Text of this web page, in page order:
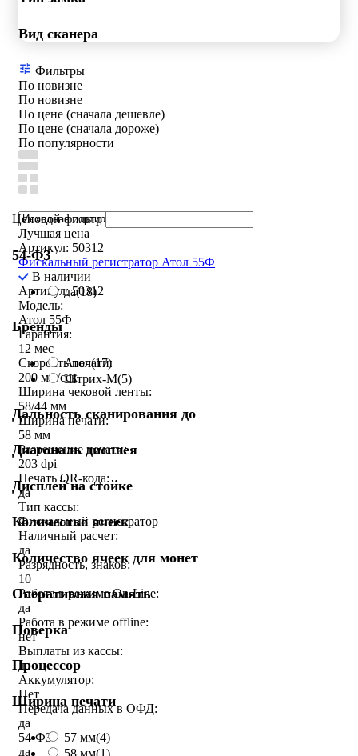
Вид сканера
Фильтры
По новизне
По новизне
По цене (сначала дешевле)
По цене (сначала дороже)
По популярности
Ценовой фильтр
54-ФЗ
да(18)
Бренды
Атол(17)
Штрих-М(5)
Дальность сканирования до
Диагональ дисплея
Дисплей на стойке
Количество ячеек
Количество ячеек для монет
Оперативная память
Поверка
Процессор
Ширина печати
57 мм(4)
Лучшая цена
Артикул: 50312
Фискальный регистратор Атол 55Ф
В наличии
Артикул: 50312
Модель:
Атол 55Ф
Гарантия:
12 мес
Скорость печати:
200 мм/сек
Ширина чековой ленты:
58/44 мм
Ширина печати:
58 мм
Разрешение печати:
203 dpi
Печать QR-кода:
да
Тип кассы:
Фискальный регистратор
Наличный расчет:
да
Разрядность, знаков:
10
Работа в режиме On-Line:
да
Работа в режиме offline:
нет
Выплаты из кассы:
да
Аккумулятор:
Нет
Передача данных в ОФД:
да
54-ФЗ:
да